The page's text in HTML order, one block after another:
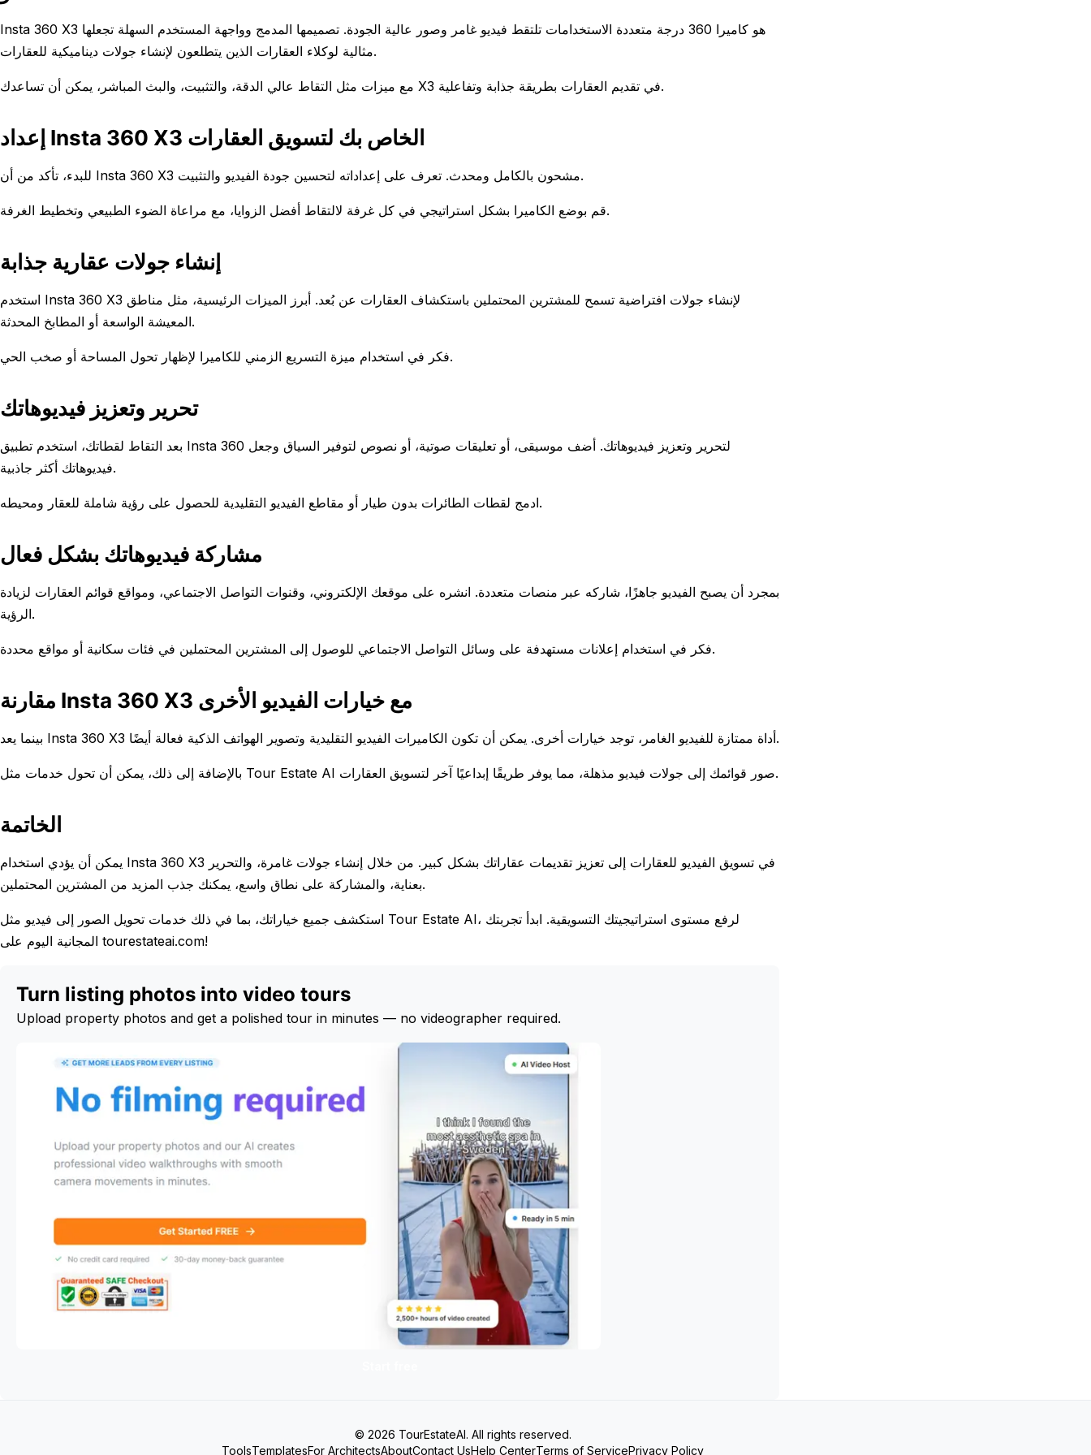
Insta 360 X3 هو كاميرا 360 درجة متعددة الاستخدامات تلتقط فيديو غامر وصور عالية الجودة. تصميمها المدمج وواجهة المستخدم السهلة تجعلها
مثالية لوكلاء العقارات الذين يتطلعون لإنشاء جولات ديناميكية للعقارات.
مع ميزات مثل التقاط عالي الدقة، والتثبيت، والبث المباشر، يمكن أن تساعدك X3 في تقديم العقارات بطريقة جذابة وتفاعلية.
إعداد Insta 360 X3 الخاص بك لتسويق العقارات
للبدء، تأكد من أن Insta 360 X3 مشحون بالكامل ومحدث. تعرف على إعداداته لتحسين جودة الفيديو والتثبيت.
قم بوضع الكاميرا بشكل استراتيجي في كل غرفة لالتقاط أفضل الزوايا، مع مراعاة الضوء الطبيعي وتخطيط الغرفة.
إنشاء جولات عقارية جذابة
استخدم Insta 360 X3 لإنشاء جولات افتراضية تسمح للمشترين المحتملين باستكشاف العقارات عن بُعد. أبرز الميزات الرئيسية، مثل مناطق
المعيشة الواسعة أو المطابخ المحدثة.
فكر في استخدام ميزة التسريع الزمني للكاميرا لإظهار تحول المساحة أو صخب الحي.
تحرير وتعزيز فيديوهاتك
بعد التقاط لقطاتك، استخدم تطبيق Insta 360 لتحرير وتعزيز فيديوهاتك. أضف موسيقى، أو تعليقات صوتية، أو نصوص لتوفير السياق وجعل
فيديوهاتك أكثر جاذبية.
ادمج لقطات الطائرات بدون طيار أو مقاطع الفيديو التقليدية للحصول على رؤية شاملة للعقار ومحيطه.
مشاركة فيديوهاتك بشكل فعال
بمجرد أن يصبح الفيديو جاهزًا، شاركه عبر منصات متعددة. انشره على موقعك الإلكتروني، وقنوات التواصل الاجتماعي، ومواقع قوائم العقارات لزيادة
الرؤية.
فكر في استخدام إعلانات مستهدفة على وسائل التواصل الاجتماعي للوصول إلى المشترين المحتملين في فئات سكانية أو مواقع محددة.
مقارنة Insta 360 X3 مع خيارات الفيديو الأخرى
بينما يعد Insta 360 X3 أداة ممتازة للفيديو الغامر، توجد خيارات أخرى. يمكن أن تكون الكاميرات الفيديو التقليدية وتصوير الهواتف الذكية فعالة أيضًا.
بالإضافة إلى ذلك، يمكن أن تحول خدمات مثل Tour Estate AI صور قوائمك إلى جولات فيديو مذهلة، مما يوفر طريقًا إبداعيًا آخر لتسويق العقارات.
الخاتمة
يمكن أن يؤدي استخدام Insta 360 X3 في تسويق الفيديو للعقارات إلى تعزيز تقديمات عقاراتك بشكل كبير. من خلال إنشاء جولات غامرة، والتحرير
بعناية، والمشاركة على نطاق واسع، يمكنك جذب المزيد من المشترين المحتملين.
استكشف جميع خياراتك، بما في ذلك خدمات تحويل الصور إلى فيديو مثل Tour Estate AI، لرفع مستوى استراتيجيتك التسويقية. ابدأ تجربتك
المجانية اليوم على tourestateai.com!
Turn listing photos into video tours
Upload property photos and get a polished tour in minutes — no videographer required.
© 2026 TourEstateAI. All rights reserved.
ToolsTemplatesFor ArchitectsAboutContact UsHelp CenterTerms of ServicePrivacy Policy